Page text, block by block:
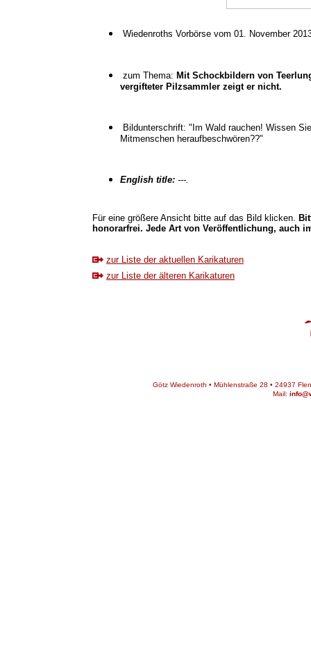
Wiedenroths Vorbörse vom 01. November
zum Thema: Mit Schockbildern von
vergifteter Pilzsammler zeigt er nicht.
Bildunterschrift: "Im Wald rauchen! Wissen
Mitmenschen heraufbeschwören??"
English title: ---.
Für eine größere Ansicht bitte auf das Bild klicken.
honorarfrei. Jede Art von Veröffentlichung, auch
zur Liste der aktuellen Karikaturen
zur Liste der älteren Karikaturen
Götz Wiedenroth • Mühlenstraße 28 • 24937
Mail: